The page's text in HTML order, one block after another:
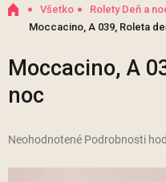
Domov
Všetko
Rolety Deň a
Moccacino, A 039, Roleta
Moccacino, A
noc
Priemerné
produktu
Neohodnotené Podrobnosti